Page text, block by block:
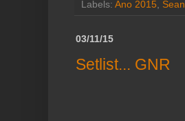
Labels: Ano 2015
03/11/15
Setlist... GNR